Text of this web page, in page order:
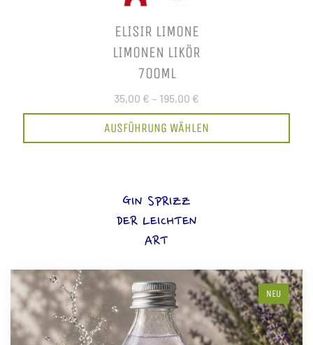
ELISIR LIMONE
LIMONEN LIKÖR
700ML
35,00 € – 195,00 €
AUSFÜHRUNG WÄHLEN
GIN SPRIZZ
DER LEICHTEN
ART
NEU